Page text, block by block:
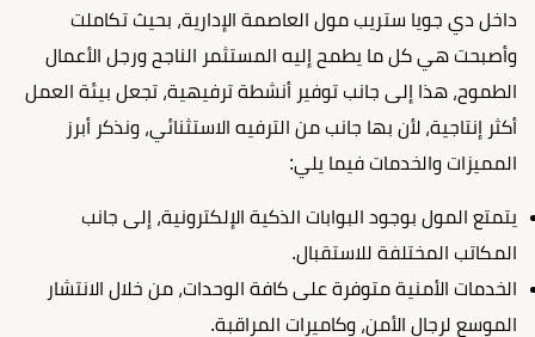
داخل دي جويا ستريب مول العاصمة الإدارية، بحيث تكاملت
وأصبحت هي كل ما يطمح إليه المستثمر الناجح ورجل الأعمال
الطموح، هذا إلى جانب توفير أنشطة ترفيهية، تجعل بيئة العمل
أكثر إنتاجية، لأن بها جانب من الترفيه الاستثنائي، ونذكر أبرز
المميزات والخدمات فيما يلي:
يتمتع المول بوجود البوابات الذكية الإلكترونية، إلى جانب
المكاتب المختلفة للاستقبال.
الخدمات الأمنية متوفرة على كافة الوحدات، من خلال الانتشار
الموسع لرجال الأمن، وكاميرات المراقبة.